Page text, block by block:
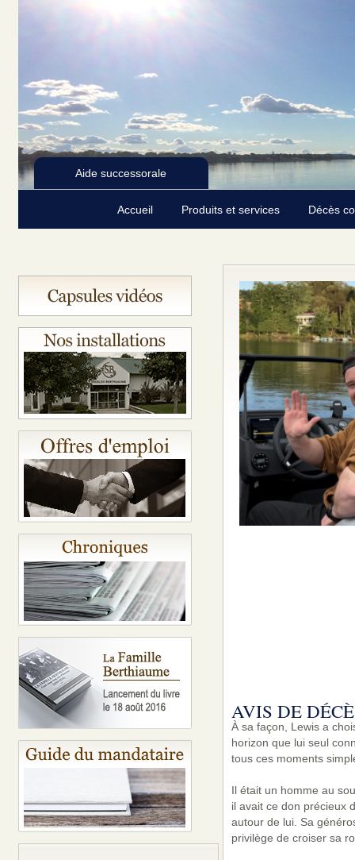
Aide successorale
Accueil Produits et services Décès
AVIS DE
À sa façon, Lewis a
horizon que lui seul
tous ces moments
Il était un homme au
il avait ce don précieux
autour de lui. Sa
privilège de croiser sa